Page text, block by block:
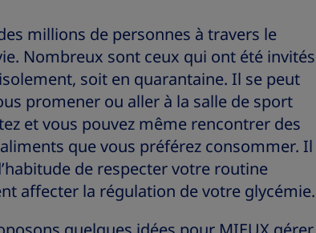
millions de personnes à travers le
Nombreux sont ceux qui ont été invités
soit en quarantaine. Il se peut
promener ou aller à la salle de sport
et vous pouvez même rencontrer des
que vous préférez consommer. Il
de respecter votre routine
affecter la régulation de votre glycémie.